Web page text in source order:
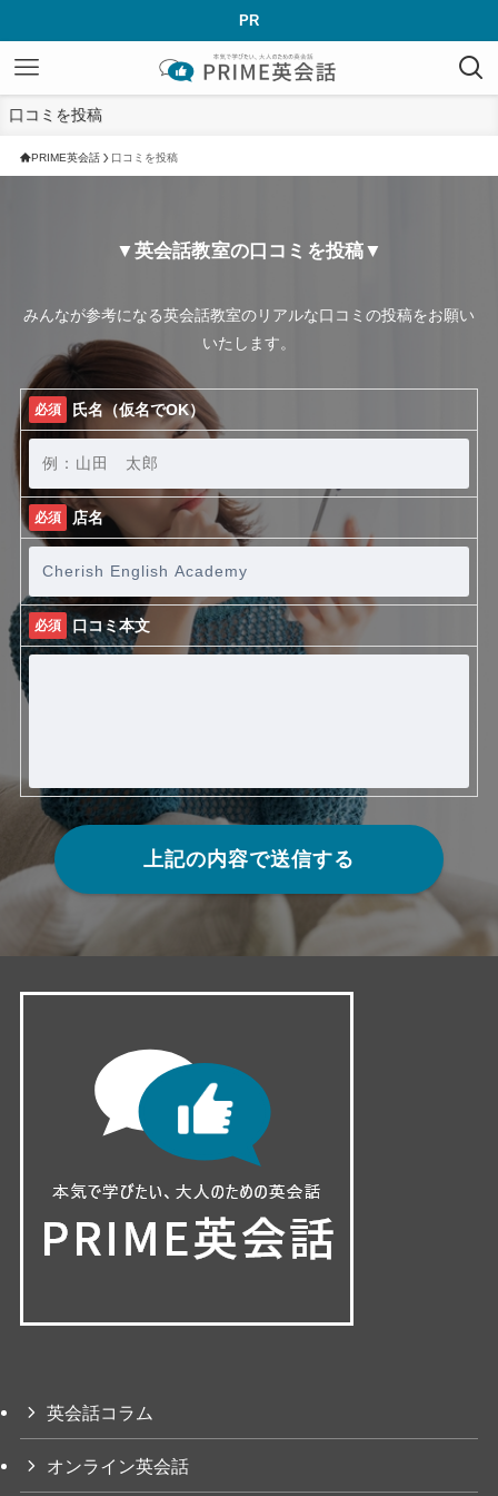
PR
口コミを投稿
PRIME英会話 口コミを投稿
▼英会話教室の口コミを投稿▼
みんなが参考になる英会話教室のリアルな口コミの投稿をお願い
いたします。
必須 氏名（仮名でOK）
必須 店名
必須 口コミ本文
英会話コラム
オンライン英会話